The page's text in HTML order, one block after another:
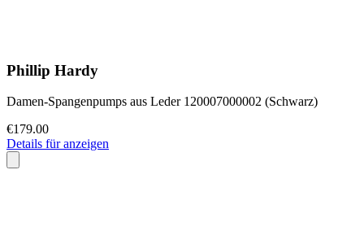
Phillip Hardy
Damen-Spangenpumps aus Leder 120007000002 (Schwarz)
€179.00
Details für anzeigen